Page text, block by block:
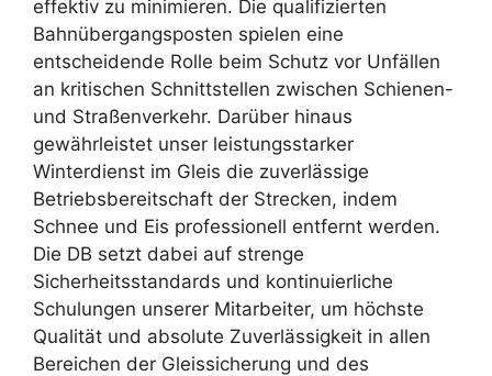
effektiv zu minimieren. Die qualifizierten
Bahnübergangsposten spielen eine
entscheidende Rolle beim Schutz vor Unfällen
an kritischen Schnittstellen zwischen Schienen-
und Straßenverkehr. Darüber hinaus
gewährleistet unser leistungsstarker
Winterdienst im Gleis die zuverlässige
Betriebsbereitschaft der Strecken, indem
Schnee und Eis professionell entfernt werden.
Die DB setzt dabei auf strenge
Sicherheitsstandards und kontinuierliche
Schulungen unserer Mitarbeiter, um höchste
Qualität und absolute Zuverlässigkeit in allen
Bereichen der Gleissicherung und des